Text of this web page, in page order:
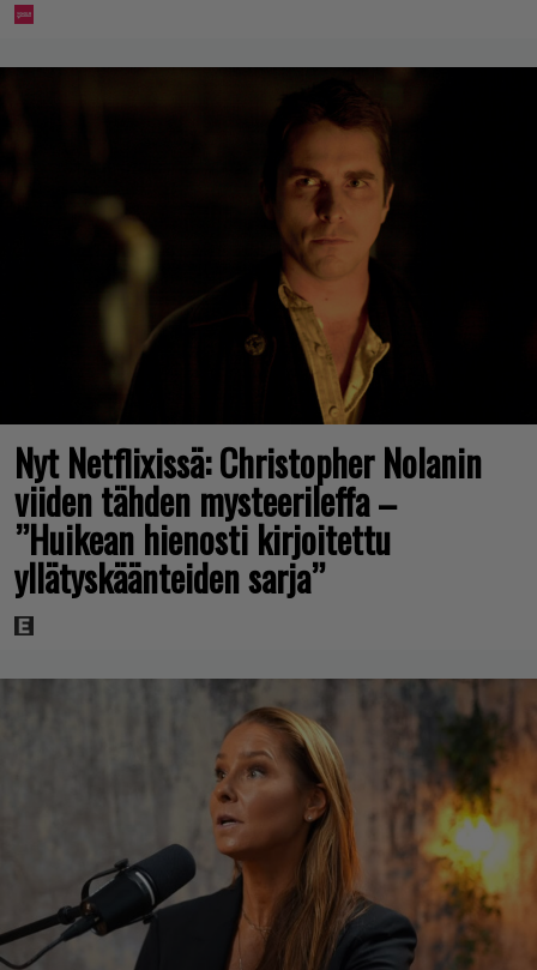
Nyt Netflixissä: Christopher Nolanin
viiden tähden mysteerileffa –
”Huikean hienosti kirjoitettu
yllätyskäänteiden sarja”